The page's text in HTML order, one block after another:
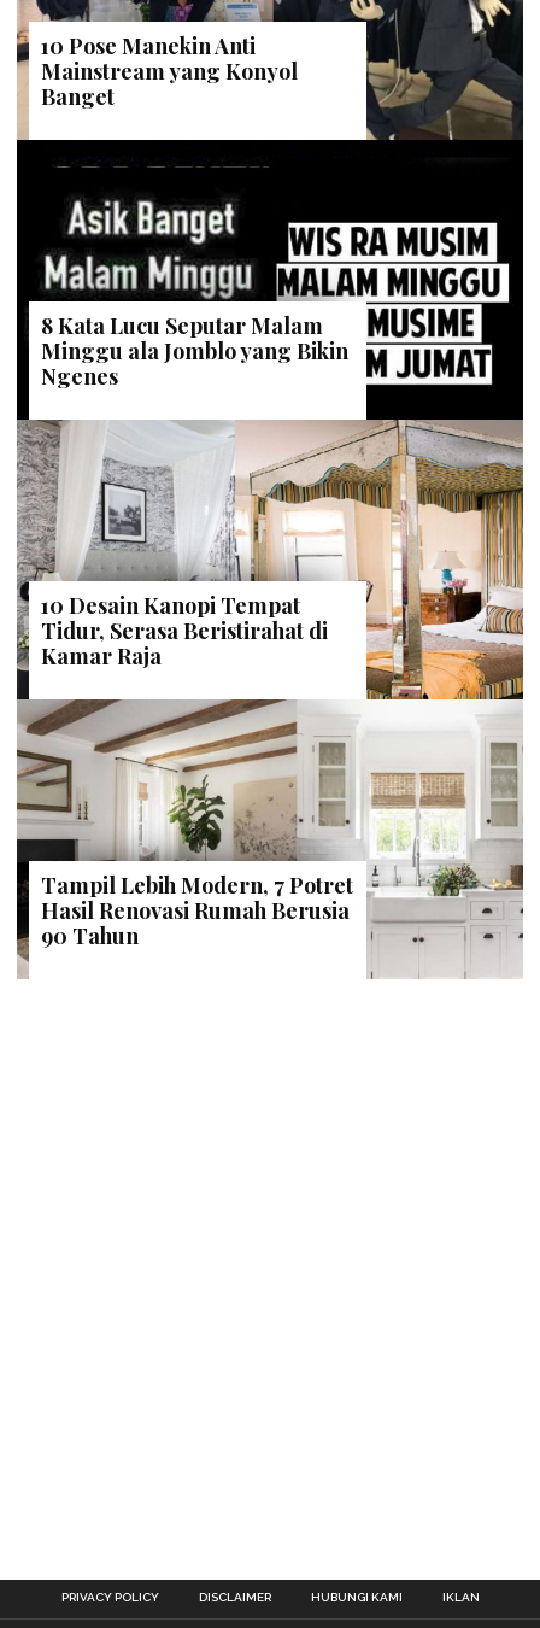
10 Pose Manekin Anti
Mainstream yang Konyol
Banget
8 Kata Lucu Seputar Malam
Minggu ala Jomblo yang Bikin
Ngenes
10 Desain Kanopi Tempat
Tidur, Serasa Beristirahat di
Kamar Raja
Tampil Lebih Modern, 7 Potret
Hasil Renovasi Rumah Berusia
90 Tahun
PRIVACY POLICY DISCLAIMER HUBUNGI KAMI IKLAN